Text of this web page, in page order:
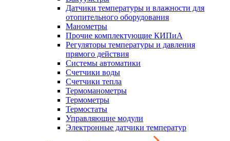
Датчики температуры и влажности для
отопительного оборудования
Манометры
Прочие комплектующие КИПиА
Регуляторы температуры и давления
прямого действия
Системы автоматики
Счетчики воды
Счетчики тепла
Термоманометры
Термометры
Термостаты
Управляющие модули
Электронные датчики температур